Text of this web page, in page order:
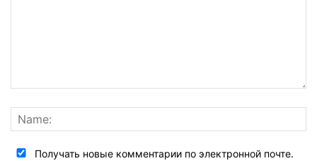
Получать новые комментарии по электронной почте.